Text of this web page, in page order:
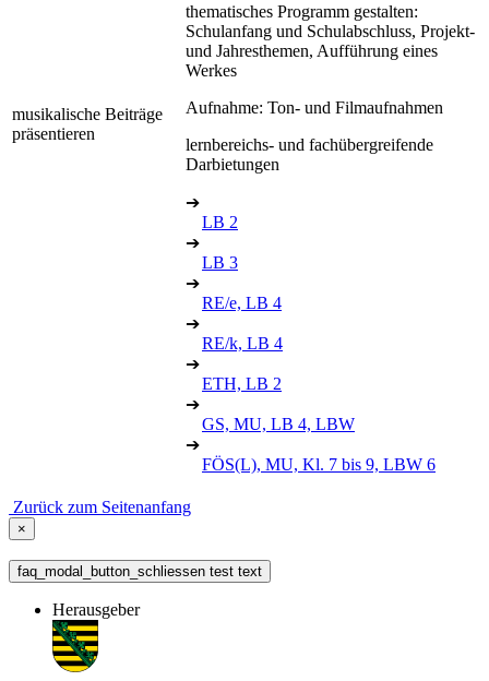
musikalische Beiträge
präsentieren
thematisches Programm gestalten:
Schulanfang und Schulabschluss, Projekt-
und Jahresthemen, Aufführung eines
Werkes
Aufnahme: Ton- und Filmaufnahmen
lernbereichs- und fachübergreifende
Darbietungen
➔
LB 2
➔
LB 3
➔
RE/e, LB 4
➔
RE/k, LB 4
➔
ETH, LB 2
➔
GS, MU, LB 4, LBW
➔
FÖS(L), MU, Kl. 7 bis 9, LBW 6
Zurück zum Seitenanfang
×
faq_modal_button_schliessen test text
Herausgeber